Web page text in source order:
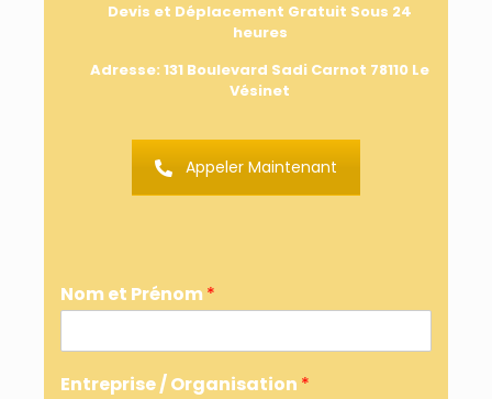
Devis et Déplacement Gratuit Sous 24
heures
Adresse: 131 Boulevard Sadi Carnot 78110 Le
Vésinet
Appeler Maintenant
Nom et Prénom*
Entreprise / Organisation *